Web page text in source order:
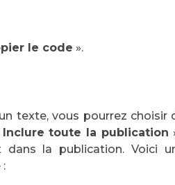
le code ».
texte, vous pourrez choisir
Inclure toute la publication
la publication. Voici
: